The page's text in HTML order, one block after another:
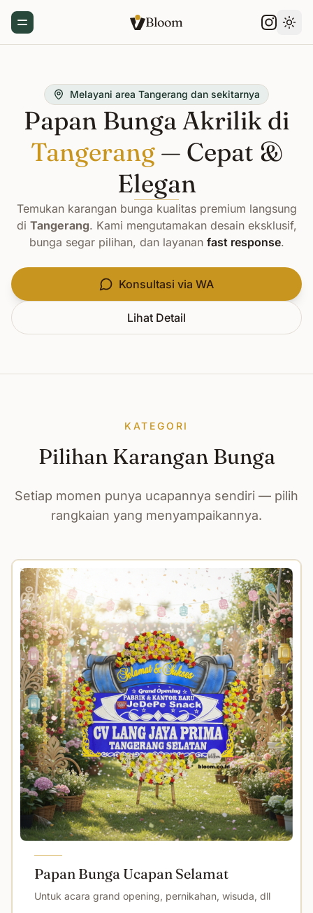
Toggle Menu Bloom
Melayani area Tangerang dan sekitarnya
Papan Bunga Akrilik di
Tangerang— Cepat &
Elegan
Temukan karangan bunga kualitas premium langsung
di Tangerang. Kami mengutamakan desain eksklusif,
bunga segar pilihan, dan layanan fast response.
Konsultasi via WA
Lihat Detail
KATEGORI
Pilihan Karangan Bunga
Setiap momen punya ucapannya sendiri — pilih
rangkaian yang menyampaikannya.
Papan Bunga Ucapan Selamat
Untuk acara grand opening, pernikahan, wisuda, dll